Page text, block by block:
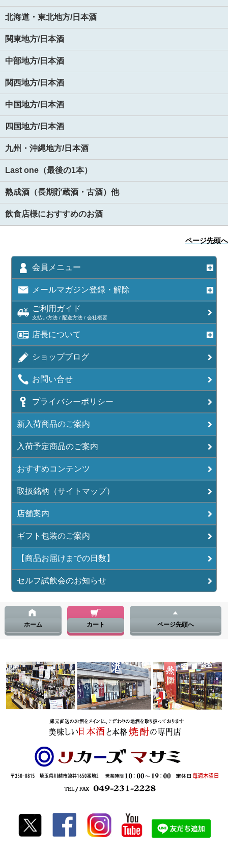
北海道・東北地方/日本酒
関東地方/日本酒
中部地方/日本酒
関西地方/日本酒
中国地方/日本酒
四国地方/日本酒
九州・沖縄地方/日本酒
Last one（最後の1本）
熟成酒（長期貯蔵酒・古酒）他
飲食店様におすすめのお酒
ページ先頭へ
会員メニュー
メールマガジン登録・解除
ご利用ガイド
支払い方法 / 配送方法 / 会社概要
店長について
ショップブログ
お問い合せ
プライバシーポリシー
新入荷商品のご案内
入荷予定商品のご案内
おすすめコンテンツ
取扱銘柄（サイトマップ）
店舗案内
ギフト包装のご案内
【商品お届けまでの日数】
セルフ試飲会のお知らせ
ホーム カート ページ先頭へ